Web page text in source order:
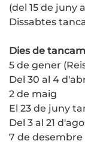
(del 15 de juny
Dissabtes
Dies de
5 de gener
Del 30 al 4
2 de maig
El 23 de juny
Del 3 al 21
7 de desembre